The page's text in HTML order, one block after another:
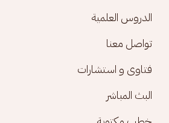
الدروس العلمية
تواصل معنا
فتاوى و استشارات
البث المباشر